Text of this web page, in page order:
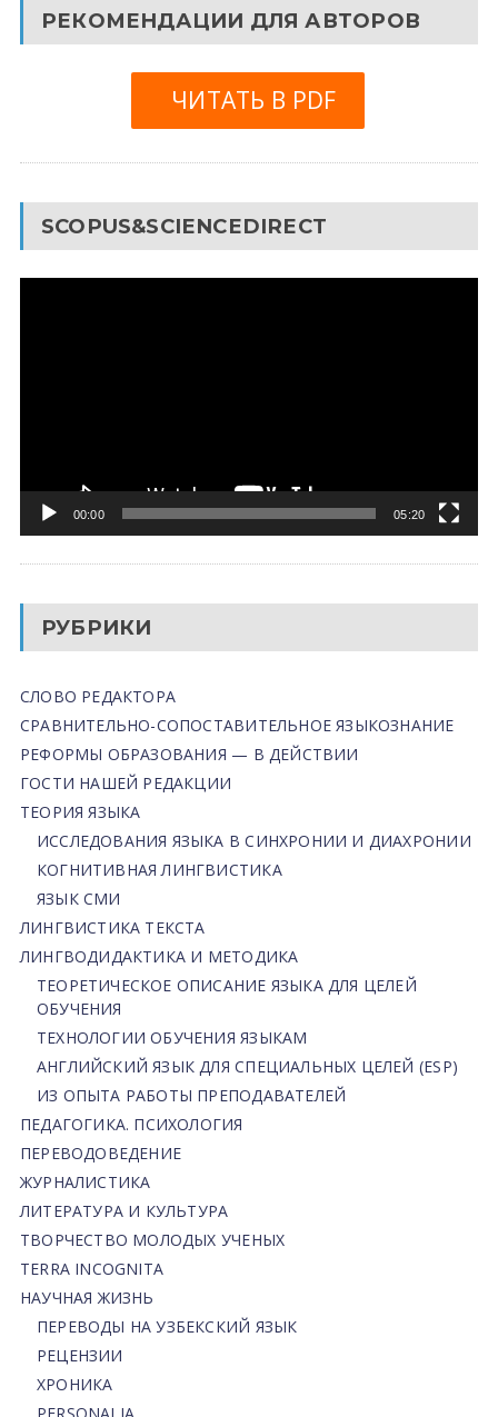
РЕКОМЕНДАЦИИ ДЛЯ АВТОРОВ
ЧИТАТЬ В PDF
SCOPUS&SCIENCEDIRECT
00:00 05:20
РУБРИКИ
СЛОВО РЕДАКТОРА
СРАВНИТЕЛЬНО-СОПОСТАВИТЕЛЬНОЕ ЯЗЫКОЗНАНИЕ
РЕФОРМЫ ОБРАЗОВАНИЯ — В ДЕЙСТВИИ
ГОСТИ НАШЕЙ РЕДАКЦИИ
ТЕОРИЯ ЯЗЫКА
ИССЛЕДОВАНИЯ ЯЗЫКА В СИНХРОНИИ И ДИАХРОНИИ
КОГНИТИВНАЯ ЛИНГВИСТИКА
ЯЗЫК СМИ
ЛИНГВИСТИКА ТЕКСТА
ЛИНГВОДИДАКТИКА И МЕТОДИКА
ТЕОРЕТИЧЕСКОЕ ОПИСАНИЕ ЯЗЫКА ДЛЯ ЦЕЛЕЙ
ОБУЧЕНИЯ
ТЕХНОЛОГИИ ОБУЧЕНИЯ ЯЗЫКАМ
АНГЛИЙСКИЙ ЯЗЫК ДЛЯ СПЕЦИАЛЬНЫХ ЦЕЛЕЙ (ESP)
ИЗ ОПЫТА РАБОТЫ ПРЕПОДАВАТЕЛЕЙ
ПЕДАГОГИКА. ПСИХОЛОГИЯ
ПЕРЕВОДОВЕДЕНИЕ
ЖУРНАЛИСТИКА
ЛИТЕРАТУРА И КУЛЬТУРА
ТВОРЧЕСТВО МОЛОДЫХ УЧЕНЫХ
TERRA INCOGNITA
НАУЧНАЯ ЖИЗНЬ
ПЕРЕВОДЫ НА УЗБЕКСКИЙ ЯЗЫК
РЕЦЕНЗИИ
ХРОНИКА